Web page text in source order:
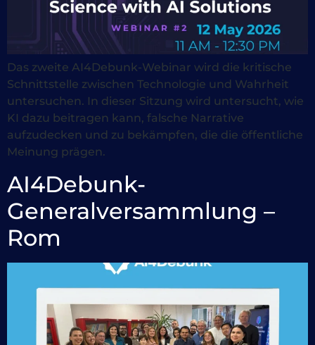
Das zweite AI4Debunk-Webinar wird die kritische
Schnittstelle zwischen Technologie und Wahrheit
untersuchen. In dieser Sitzung wird untersucht, wie
KI dazu beitragen kann, falsche Narrative
aufzudecken und zu bekämpfen, die die öffentliche
Meinung prägen.
AI4Debunk-
Generalversammlung –
Rom